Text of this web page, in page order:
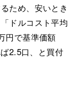
ため、安いとき
ドルコスト平均
円で基準価額
2.5口、と買付